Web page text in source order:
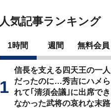
人気記事ランキング
1時間 週間 無料会員
信長を支える四天王の一人
だったのに…秀吉にハメら
れて｢清須会議｣に出席でき
なかった武将の哀れな末路